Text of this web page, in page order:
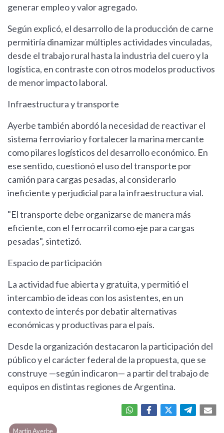
generar empleo y valor agregado.
Según explicó, el desarrollo de la producción de carne
permitiría dinamizar múltiples actividades vinculadas,
desde el trabajo rural hasta la industria del cuero y la
logística, en contraste con otros modelos productivos
de menor impacto laboral.
Infraestructura y transporte
Ayerbe también abordó la necesidad de reactivar el
sistema ferroviario y fortalecer la marina mercante
como pilares logísticos del desarrollo económico. En
ese sentido, cuestionó el uso del transporte por
camión para cargas pesadas, al considerarlo
ineficiente y perjudicial para la infraestructura vial.
"El transporte debe organizarse de manera más
eficiente, con el ferrocarril como eje para cargas
pesadas", sintetizó.
Espacio de participación
La actividad fue abierta y gratuita, y permitió el
intercambio de ideas con los asistentes, en un
contexto de interés por debatir alternativas
económicas y productivas para el país.
Desde la organización destacaron la participación del
público y el carácter federal de la propuesta, que se
construye —según indicaron— a partir del trabajo de
equipos en distintas regiones de Argentina.
Martin Ayerbe